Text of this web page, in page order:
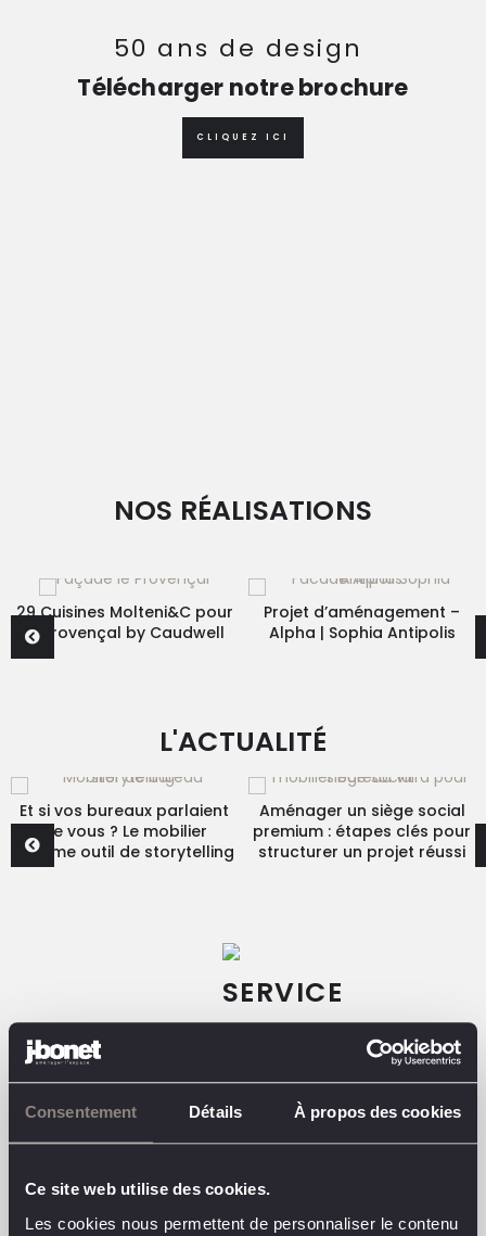
Consentement Détails À propos des cookies
Ce site web utilise des cookies.
Les cookies nous permettent de personnaliser le contenu
50 ans de design
Télécharger notre brochure
CLIQUEZ ICI
NOS RÉALISATIONS
29 Cuisines Molteni&C pour
le Provençal by Caudwell
Projet d’aménagement –
Alpha | Sophia Antipolis
L'ACTUALITÉ
Et si vos bureaux parlaient
de vous ? Le mobilier
comme outil de storytelling
Aménager un siège social
premium : étapes clés pour
structurer un projet réussi